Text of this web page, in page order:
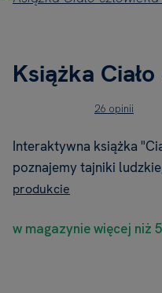
Książka
26 opinii
Interaktywna książka
poznajemy tajniki
produkcie
w magazynie więcej niż